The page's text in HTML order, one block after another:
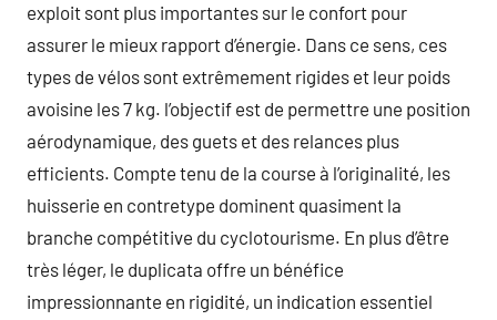
exploit sont plus importantes sur le confort pour
assurer le mieux rapport d’énergie. Dans ce sens, ces
types de vélos sont extrêmement rigides et leur poids
avoisine les 7 kg. l’objectif est de permettre une position
aérodynamique, des guets et des relances plus
efficients. Compte tenu de la course à l’originalité, les
huisserie en contretype dominent quasiment la
branche compétitive du cyclotourisme. En plus d’être
très léger, le duplicata offre un bénéfice
impressionnante en rigidité, un indication essentiel